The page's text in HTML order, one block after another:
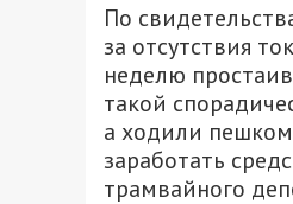
По
за отсутствия
неделю
такой
а ходили
заработать
трамвайного